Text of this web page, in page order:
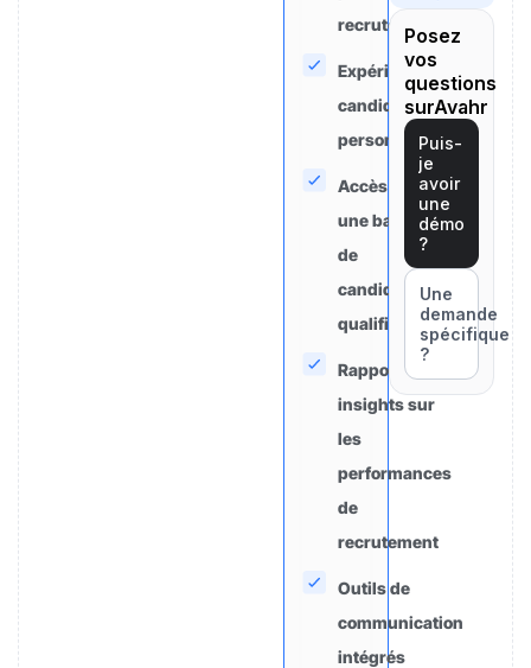
recruteurs
Expérience
candidat
personnalisée
Accès à
une base
de
candidats
qualifiés
Rapports et
insights sur
les
performances
de
recrutement
Outils de
communication
intégrés
Posez
vos
questions
surAvahr
Puis-
je
avoir
une
démo
?
Une
demande
spécifique
?